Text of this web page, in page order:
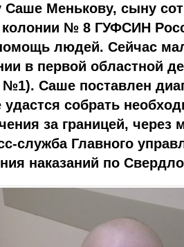
Менькову, сыну
колонии № 8 ГУФСИН
людей. Сейчас
в первой областной
Саше поставлен
удастся собрать
за границей, через
служба Главного
наказаний по